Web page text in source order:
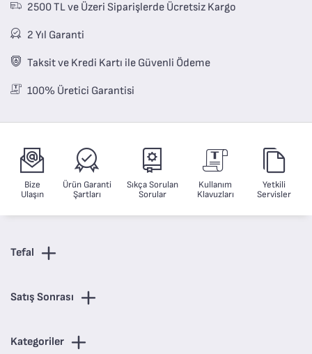
teknolojileri—230 Air
motor ve 1 saat 20
otomatik hız ve güç ayarı,
Flex teknolojisi ile
eğilmeden temizlik, Dijital
2500 TL ve Üzeri Siparişlerde Ücretsiz Kargo
2 Yıl Garanti
Taksit ve Kredi Kartı ile Güvenli Ödeme
100% Üretici Garantisi
Bize
Ulaşın
Ürün Garanti
Şartları
Sıkça Sorulan
Sorular
Kullanım
Klavuzları
Yetkili
Servisler
Tefal
Satış Sonrası
Kategoriler